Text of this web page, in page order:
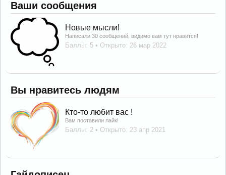
Ваши сообщения
Новые мысли!
Написали 30 сообщений, видимо вам тут нравится!
Баллы: 5 Открыто: 26 мар 2022
Вы нравитесь людям
Кто-то любит вас !
Вам поставили лайк!
Баллы: 2 Открыто: 23 апр 2021